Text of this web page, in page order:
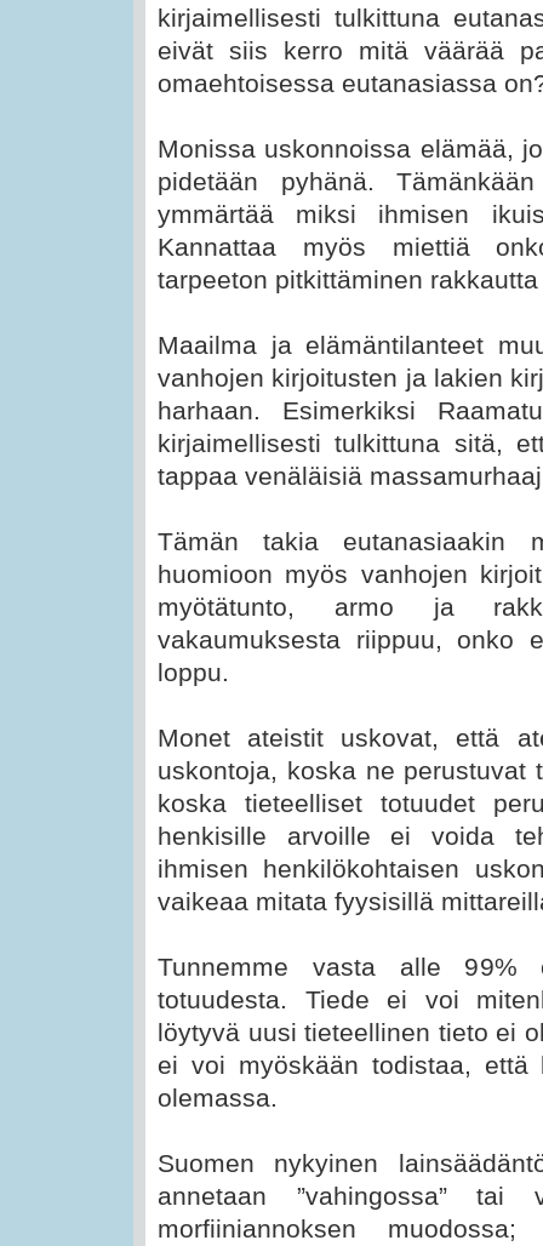
kirjaimellisesti tulkittuna
eivät siis kerro mitä väärää
omaehtoisessa eutanasiassa
Monissa uskonnoissa elämää,
pidetään pyhänä.
ymmärtää miksi ihmisen
Kannattaa myös miettiä
tarpeeton pitkittäminen
Maailma ja elämäntilanteet
vanhojen kirjoitusten ja lakien
harhaan. Esimerkiksi
kirjaimellisesti tulkittuna sitä,
tappaa venäläisiä
Tämän takia eutanasiaakin
huomioon myös vanhojen
myötätunto, armo ja
vakaumuksesta riippuu, onko
loppu.
Monet ateistit uskovat, että
uskontoja, koska ne perustuvat
koska tieteelliset totuudet
henkisille arvoille ei voida
ihmisen henkilökohtaisen
vaikeaa mitata fyysisillä
Tunnemme vasta alle 99%
totuudesta. Tiede ei voi
löytyvä uusi tieteellinen tieto ei
ei voi myöskään todistaa,
olemassa.
Suomen nykyinen
annetaan ”vahingossa”
morfiiniannoksen